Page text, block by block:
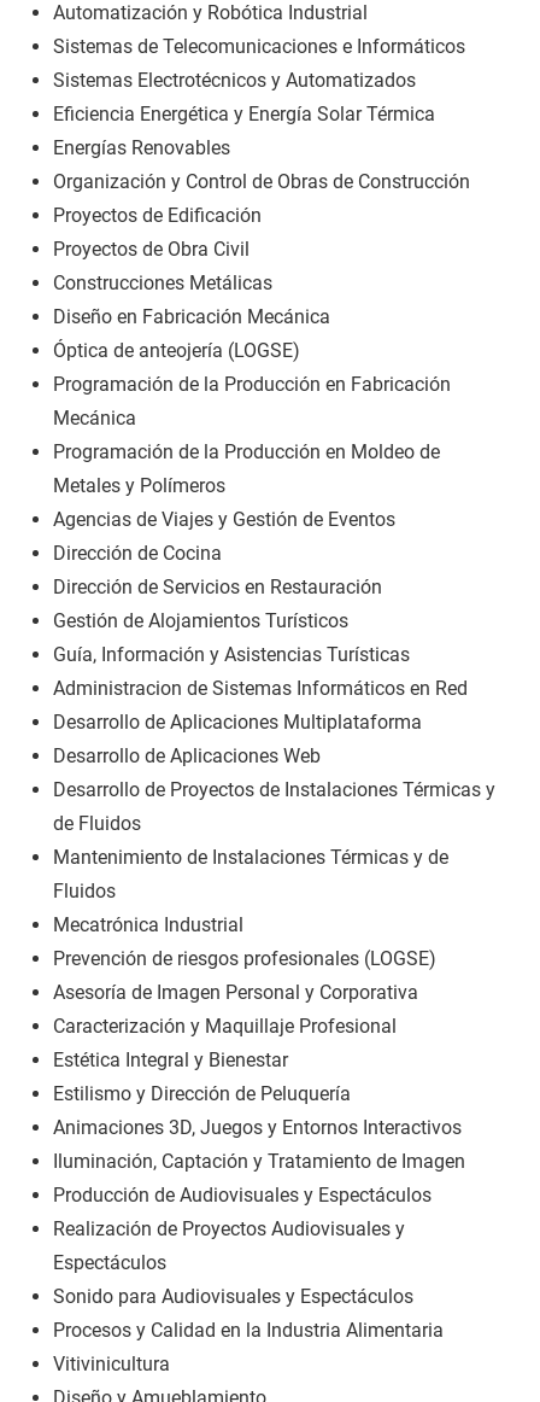
Automatización y Robótica Industrial
Sistemas de Telecomunicaciones e Informáticos
Sistemas Electrotécnicos y Automatizados
Eficiencia Energética y Energía Solar Térmica
Energías Renovables
Organización y Control de Obras de Construcción
Proyectos de Edificación
Proyectos de Obra Civil
Construcciones Metálicas
Diseño en Fabricación Mecánica
Óptica de anteojería (LOGSE)
Programación de la Producción en Fabricación
Mecánica
Programación de la Producción en Moldeo de
Metales y Polímeros
Agencias de Viajes y Gestión de Eventos
Dirección de Cocina
Dirección de Servicios en Restauración
Gestión de Alojamientos Turísticos
Guía, Información y Asistencias Turísticas
Administracion de Sistemas Informáticos en Red
Desarrollo de Aplicaciones Multiplataforma
Desarrollo de Aplicaciones Web
Desarrollo de Proyectos de Instalaciones Térmicas y
de Fluidos
Mantenimiento de Instalaciones Térmicas y de
Fluidos
Mecatrónica Industrial
Prevención de riesgos profesionales (LOGSE)
Asesoría de Imagen Personal y Corporativa
Caracterización y Maquillaje Profesional
Estética Integral y Bienestar
Estilismo y Dirección de Peluquería
Animaciones 3D, Juegos y Entornos Interactivos
Iluminación, Captación y Tratamiento de Imagen
Producción de Audiovisuales y Espectáculos
Realización de Proyectos Audiovisuales y
Espectáculos
Sonido para Audiovisuales y Espectáculos
Procesos y Calidad en la Industria Alimentaria
Vitivinicultura